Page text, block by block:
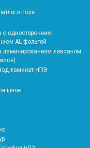
пола
с односторонним
AL фольгой
ламинированием лавсаном
ламинат НПЭ
швов